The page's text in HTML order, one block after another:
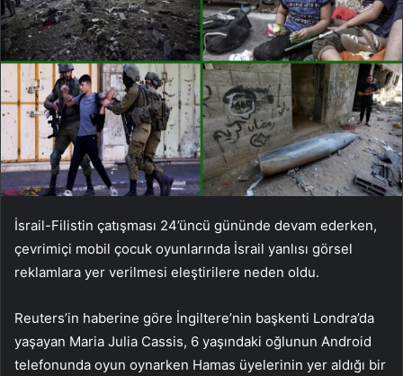
İsrail-Filistin çatışması 24’üncü gününde devam ederken,
çevrimiçi mobil çocuk oyunlarında İsrail yanlısı görsel
reklamlara yer verilmesi eleştirilere neden oldu.
Reuters’in haberine göre İngiltere’nin başkenti Londra’da
yaşayan Maria Julia Cassis, 6 yaşındaki oğlunun Android
telefonunda oyun oynarken Hamas üyelerinin yer aldığı bir